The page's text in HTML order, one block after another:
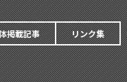
掲載記事 リンク集